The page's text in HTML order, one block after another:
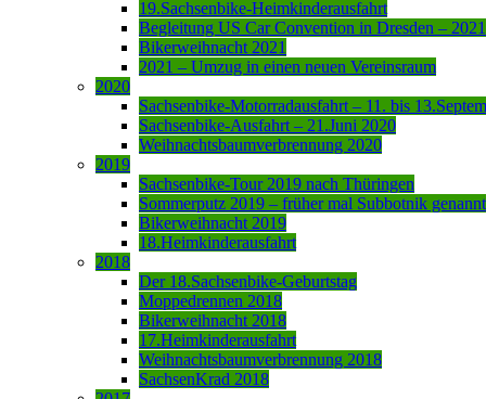
19.Sachsenbike-Heimkinderausfahrt
Begleitung US Car Convention in Dresden – 2021
Bikerweihnacht 2021
2021 – Umzug in einen neuen Vereinsraum
2020
Sachsenbike-Motorradausfahrt – 11. bis
Sachsenbike-Ausfahrt – 21.Juni 2020
Weihnachtsbaumverbrennung 2020
2019
Sachsenbike-Tour 2019 nach Thüringen
Sommerputz 2019 – früher mal Subbotnik genannt
Bikerweihnacht 2019
18.Heimkinderausfahrt
2018
Der 18.Sachsenbike-Geburtstag
Moppedrennen 2018
Bikerweihnacht 2018
17.Heimkinderausfahrt
Weihnachtsbaumverbrennung 2018
SachsenKrad 2018